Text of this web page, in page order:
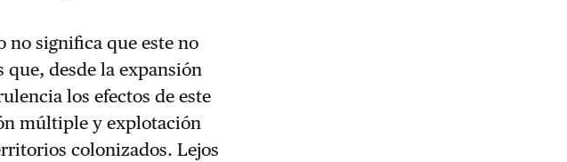
no significa que este no
desde la expansión
los efectos de este
múltiple y explotación
colonizados. Lejos